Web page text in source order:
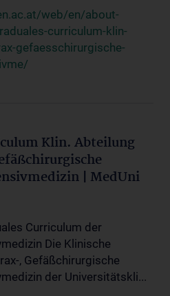
web/en/about-
curriculum-klin-
gefaesschirurgische-
Klin. Abteilung
| MedUni
Curriculum der
Die Klinische
, Gefäßchirurgische
der Universitätskli...